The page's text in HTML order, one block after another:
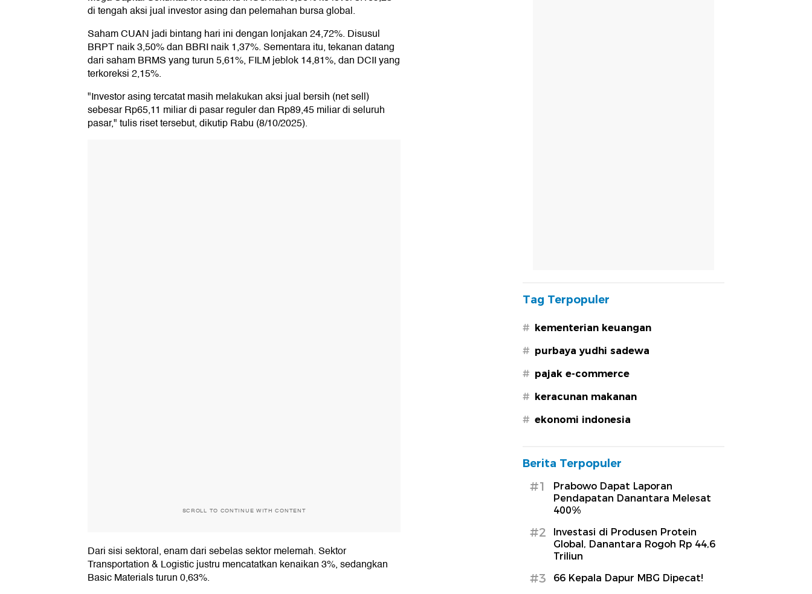
di tengah aksi jual investor asing dan pelemahan bursa global.
Saham CUAN jadi bintang hari ini dengan lonjakan 24,72%. Disusul
BRPT naik 3,50% dan BBRI naik 1,37%. Sementara itu, tekanan datang
dari saham BRMS yang turun 5,61%, FILM jeblok 14,81%, dan DCII yang
terkoreksi 2,15%.
"Investor asing tercatat masih melakukan aksi jual bersih (net sell)
sebesar Rp65,11 miliar di pasar reguler dan Rp89,45 miliar di seluruh
pasar," tulis riset tersebut, dikutip Rabu (8/10/2025).
SCROLL TO CONTINUE WITH CONTENT
Dari sisi sektoral, enam dari sebelas sektor melemah. Sektor
Transportation & Logistic justru mencatatkan kenaikan 3%, sedangkan
Basic Materials turun 0,63%.
Tag Terpopuler
# kementerian keuangan
# purbaya yudhi sadewa
# pajak e-commerce
# keracunan makanan
# ekonomi indonesia
Berita Terpopuler
#1
Prabowo Dapat Laporan
Pendapatan Danantara Melesat
400%
#2
Investasi di Produsen Protein
Global, Danantara Rogoh Rp 44,6
Triliun
#3 66 Kepala Dapur MBG Dipecat!